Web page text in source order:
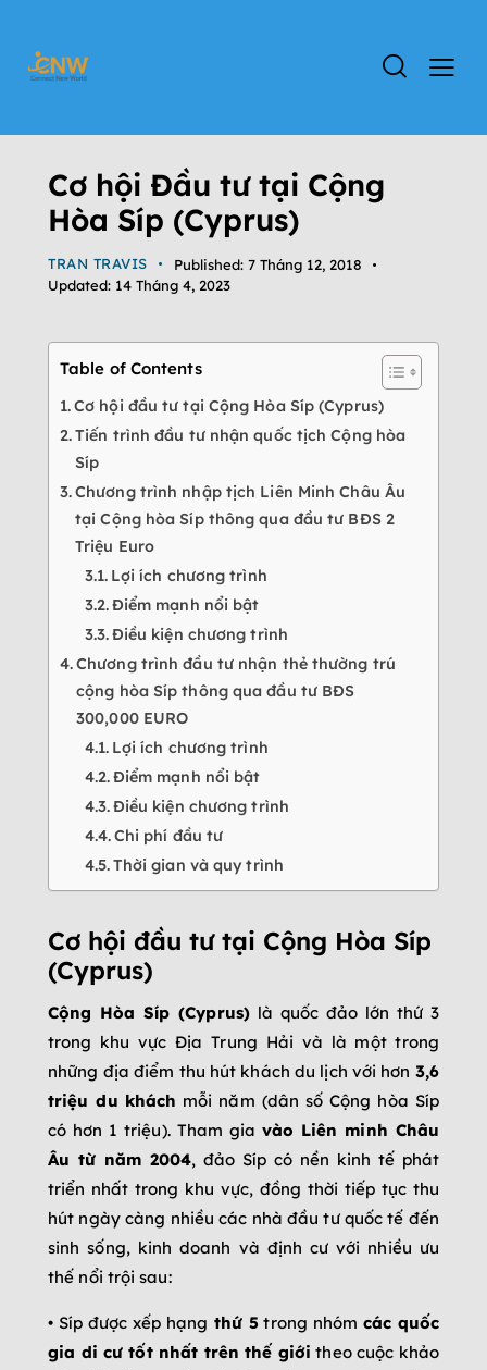
Cơ hội Đầu tư tại Cộng
Hòa Síp (Cyprus)
TRAN TRAVIS Published: 7 Tháng 12, 2018
Updated: 14 Tháng 4, 2023
Table of Contents
Cơ hội đầu tư tại Cộng Hòa Síp (Cyprus)
Tiến trình đầu tư nhận quốc tịch Cộng hòa
Síp
Chương trình nhập tịch Liên Minh Châu Âu
tại Cộng hòa Síp thông qua đầu tư BĐS 2
Triệu Euro
Lợi ích chương trình
Điểm mạnh nổi bật
Điều kiện chương trình
Chương trình đầu tư nhận thẻ thường trú
cộng hòa Síp thông qua đầu tư BĐS
300,000 EURO
Lợi ích chương trình
Điểm mạnh nổi bật
Điều kiện chương trình
Chi phí đầu tư
Thời gian và quy trình
Cơ hội đầu tư tại Cộng Hòa Síp
(Cyprus)
Cộng Hòa Síp (Cyprus) là quốc đảo lớn thứ 3
trong khu vực Địa Trung Hải và là một trong
những địa điểm thu hút khách du lịch với hơn 3,6
triệu du khách mỗi năm (dân số Cộng hòa Síp
có hơn 1 triệu). Tham gia vào Liên minh Châu
Âu từ năm 2004, đảo Síp có nền kinh tế phát
triển nhất trong khu vực, đồng thời tiếp tục thu
hút ngày càng nhiều các nhà đầu tư quốc tế đến
sinh sống, kinh doanh và định cư với nhiều ưu
thế nổi trội sau:
• Síp được xếp hạng thứ 5trong nhóm các quốc
gia di cư tốt nhất trên thế giới theo cuộc khảo